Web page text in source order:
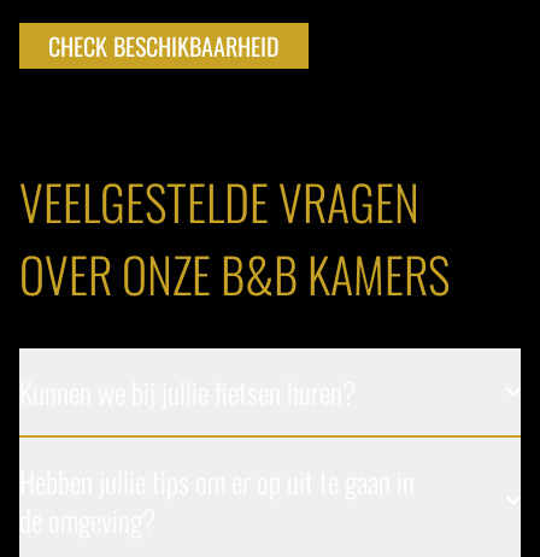
CHECK BESCHIKBAARHEID
VEELGESTELDE VRAGEN
OVER ONZE B&B KAMERS